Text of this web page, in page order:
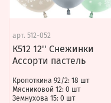
арт. 512-052
К512 12'' Снежинки
Ассорти пастель
Кропоткина 92/2: 18 шт
Мясниковой 12: 0 шт
Земнухова 15: 0 шт